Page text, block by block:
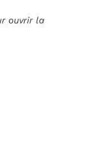
ouvrir la